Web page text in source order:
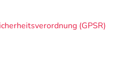
(GPSR)